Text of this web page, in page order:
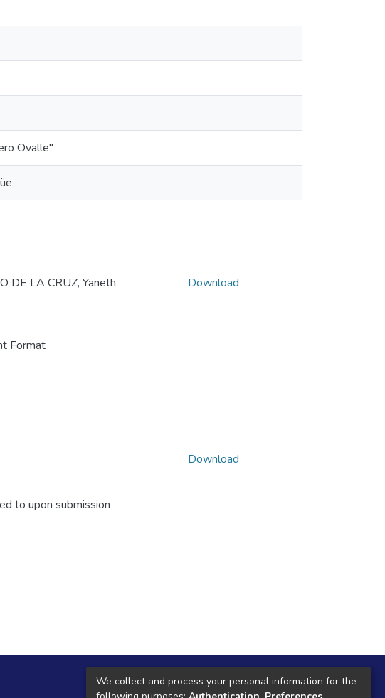
Ovalle"
DE LA CRUZ, Yaneth
Format
Download
to upon submission
Download
Local Central
We collect and process your personal information for the